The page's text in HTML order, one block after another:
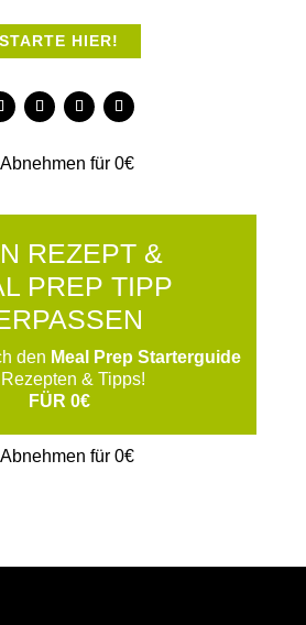
STARTE HIER!
REZEPT &
PREP TIPP
den Meal Prep Starterguide
& Tipps!
FÜR 0€